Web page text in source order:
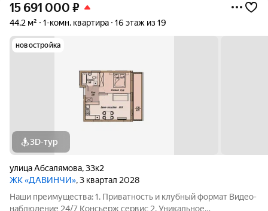
15 691 000 ₽
44,2 м² 1-комн. квартира 16 этаж из 19
новостройка
3D-тур
улица Абсалямова,33к2
ЖК «ДАВИНЧИ», 3 квартал 2028
Наши преимущества: 1. Приватность и клубный формат Видео-
наблюдение 24/7 Консьерж сервис 2. Уникальное